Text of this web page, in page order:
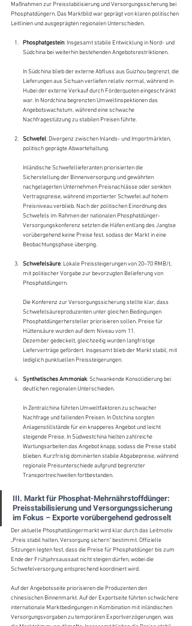
Maßnahmen zur Preisstabilisierung und Versorgungssicherung bei
Phosphatdüngern. Das Marktbild war geprägt von klaren politischen
Leitlinien und ausgeprägten regionalen Unterschieden.
Phosphatgestein: Insgesamt stabile Entwicklung in Nord- und
Südchina bei weiterhin bestehenden Angebotsrestriktionen.
In Südchina blieb der externe Abfluss aus Guizhou begrenzt, die
Lieferungen aus Sichuan verliefen relativ normal, während in
Hubei der externe Verkauf durch Förderquoten eingeschränkt
war. In Nordchina begrenzten Umweltinspektionen das
Angebotswachstum, während eine schwache
Nachfragestützung zu stabilen Preisen führte.
Schwefel: Divergenz zwischen Inlands- und Importmärkten,
politisch geprägte Abwartehaltung.
Inländische Schwefellieferanten priorisierten die
Sicherstellung der Binnenversorgung und gewährten
nachgelagerten Unternehmen Preisnachlässe oder senkten
Vertragspreise, während importierter Schwefel auf hohem
Preisniveau verblieb. Nach der politischen Einordnung des
Schwefels im Rahmen der nationalen Phosphatdünger-
Versorgungskonferenz setzten die Häfen entlang des Jangtse
vorübergehend keine Preise fest, sodass der Markt in eine
Beobachtungsphase überging.
Schwefelsäure: Lokale Preissteigerungen von 20–70 RMB/t,
mit politischer Vorgabe zur bevorzugten Belieferung von
Phosphatdüngern.
Die Konferenz zur Versorgungssicherung stellte klar, dass
Schwefelsäureproduzenten unter gleichen Bedingungen
Phosphatdüngerhersteller priorisieren sollen. Preise für
Hüttensäure wurden auf dem Niveau vom 11.
Dezember gedeckelt, gleichzeitig wurden langfristige
Lieferverträge gefördert. Insgesamt blieb der Markt stabil, mit
lediglich punktuellen Preissteigerungen.
Synthetisches Ammoniak: Schwankende Konsolidierung bei
deutlichen regionalen Unterschieden.
In Zentralchina führten Umweltfaktoren zu schwacher
Nachfrage und fallenden Preisen. In Ostchina sorgten
Anlagenstillstände für ein knapperes Angebot und leicht
steigende Preise. In Südwestchina hielten zahlreiche
Wartungsarbeiten das Angebot knapp, sodass die Preise stabil
blieben. Kurzfristig dominierten stabile Abgabepreise, während
regionale Preisunterschiede aufgrund begrenzter
Transportreichweiten fortbestanden.
III. Markt für Phosphat-Mehrnährstoffdünger:
Preisstabilisierung und Versorgungssicherung
im Fokus – Exporte vorübergehend gedrosselt
Der aktuelle Phosphatdüngermarkt wird klar durch das Leitmotiv
„Preis stabil halten, Versorgung sichern“ bestimmt. Offizielle
Sitzungen legten fest, dass die Preise für Phosphatdünger bis zum
Ende der Frühjahrsaussaat nicht steigen dürfen, wobei die
Schwefelversorgung entsprechend koordiniert wird.
Auf der Angebotsseite priorisieren die Produzenten den
chinesischen Binnenmarkt. Auf der Exportseite führten schwächere
internationale Marktbedingungen in Kombination mit inländischen
Versorgungsvorgaben zu temporären Exportverzögerungen, was